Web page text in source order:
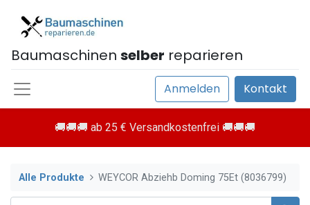
Baumaschinen selber reparieren
Anmelden Kontakt
🚚🚚🚚 ab 25 € Versandkostenfrei 🚚🚚🚚
Alle Produkte WEYCOR Abziehb Doming 75Et (8036799)